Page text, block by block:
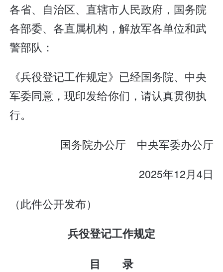
各省、自治区、直辖市人民政府，国务院
各部委、各直属机构，解放军各单位和武
警部队：
《兵役登记工作规定》已经国务院、中央
军委同意，现印发给你们，请认真贯彻执
行。
国务院办公厅 中央军委办公厅
2025年12月4日
（此件公开发布）
兵役登记工作规定
目 录